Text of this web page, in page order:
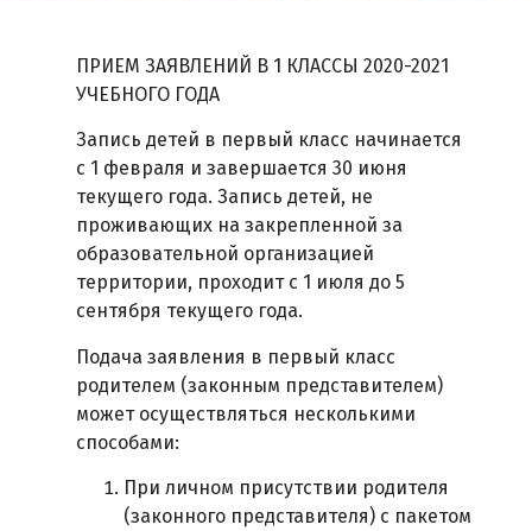
ПРИЕМ ЗАЯВЛЕНИЙ В 1 КЛАССЫ 2020-2021
УЧЕБНОГО ГОДА
Запись детей в первый класс начинается
с 1 февраля и завершается 30 июня
текущего года. Запись детей, не
проживающих на закрепленной за
образовательной организацией
территории, проходит с 1 июля до 5
сентября текущего года.
Подача заявления в первый класс
родителем (законным представителем)
может осуществляться несколькими
способами:
При личном присутствии родителя
(законного представителя) с пакетом